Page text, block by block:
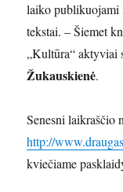
laiko publikuojami
tekstai. – Šiemet
„Kultūra“ aktyviai
Žukauskienė.
Senesni laikraščio
http://
kviečiame